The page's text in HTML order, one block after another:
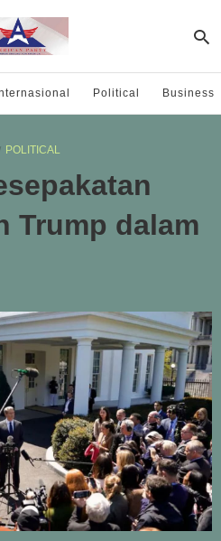
Political Business
POLITICAL
Trump dalam